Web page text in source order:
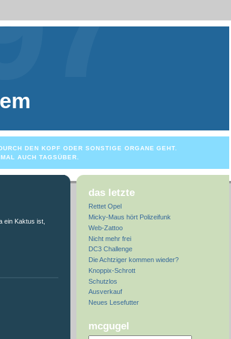
DEN KOPF ODER SONSTIGE ORGANE GEHT.
AUCH TAGSÜBER.
ein Kaktus ist,
das letzte
Rettet Opel
Micky-Maus hört Polizeifunk
Web-Zattoo
Nicht mehr frei
DC3 Challenge
Die Achtziger kommen wieder?
Knoppix-Schrott
Schutzlos
Ausverkauf
Neues Lesefutter
mcgugel